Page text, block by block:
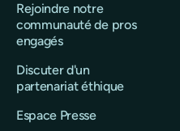
Rejoindre notre
communauté de pros
engagés
Discuter d'un
partenariat éthique
Espace Presse